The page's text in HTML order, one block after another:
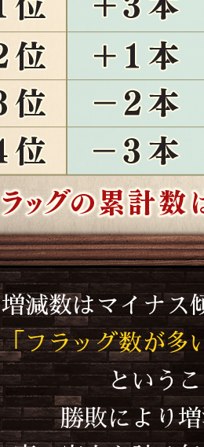
増減数はマイナス
「フラッグ数が多
という
勝敗により